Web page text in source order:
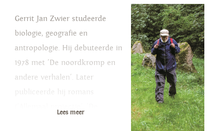
Gerrit Jan Zwier studeerde
biologie, geografie en
antropologie. Hij debuteerde in
1978 met 'De noordkromp en
andere verhalen'. Later
Lees meer